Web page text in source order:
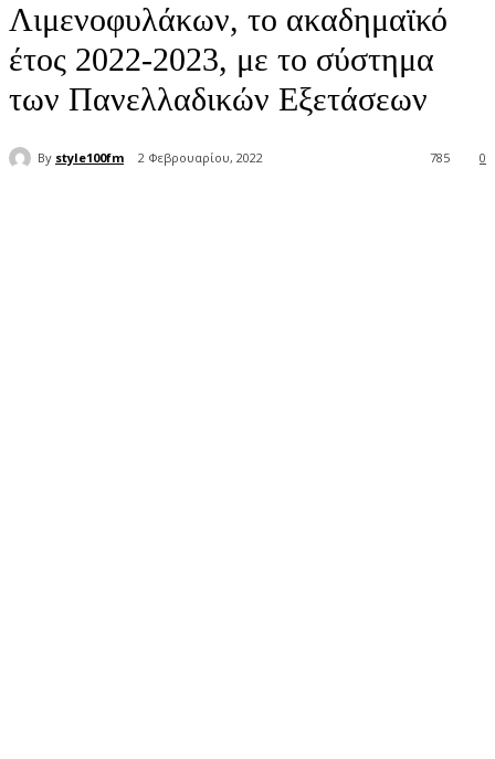
Λιμενοφυλάκων, το ακαδημαϊκό
έτος 2022-2023, με το σύστημα
των Πανελλαδικών Εξετάσεων
By style100fm 2 Φεβρουαρίου, 2022 0
785